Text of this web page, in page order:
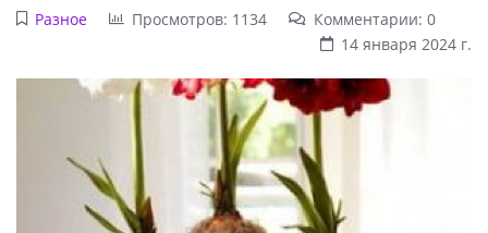
Разное Просмотров: 1134
Комментарии: 0
14 января 2024 г.